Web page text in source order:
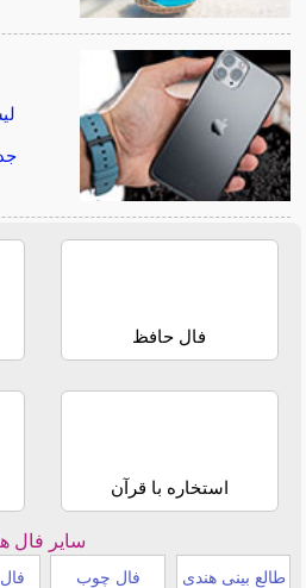
فال حافظ
استخاره با قرآن
سایر فال
طالع بینی هندی فال چوب